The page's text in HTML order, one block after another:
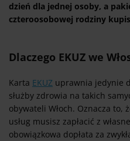
dzień dla jednej osoby, a
czteroosobowej rodziny
Dlaczego EKUZ we
Karta EKUZ uprawnia jedynie
służby zdrowia na takich
obywateli Włoch. Oznacza to,
usług musisz zapłacić z
obowiązkowa dopłata za